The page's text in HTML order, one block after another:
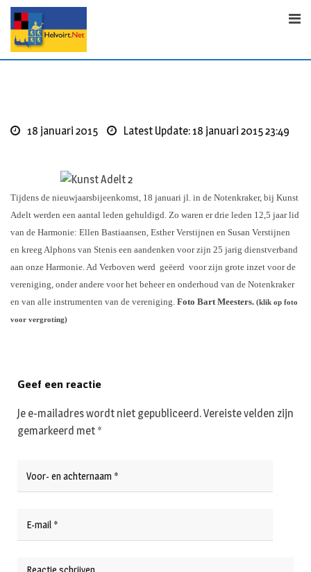
p
18 januari 2015 Latest Update: 18 januari 2015 23:49
Tijdens de nieuwjaarsbijeenkomst, 18 januari jl. in de Notenkraker, bij Kunst
Adelt werden een aantal leden gehuldigd. Zo waren er drie leden 12,5 jaar lid
van de Harmonie: Ellen Bastiaansen, Esther Verstijnen en Susan Verstijnen
en kreeg Alphons van Stenis een aandenken voor zijn 25 jarig dienstverband
aan onze Harmonie. Ad Verboven werd geëerd voor zijn grote inzet voor de
vereniging, onder andere voor het beheer en onderhoud van de Notenkraker
en van alle instrumenten van de vereniging. Foto Bart Meesters. (klik op foto
voor vergroting)
Geef een reactie
Je e-mailadres wordt niet gepubliceerd.Vereiste velden zijn
gemarkeerd met *